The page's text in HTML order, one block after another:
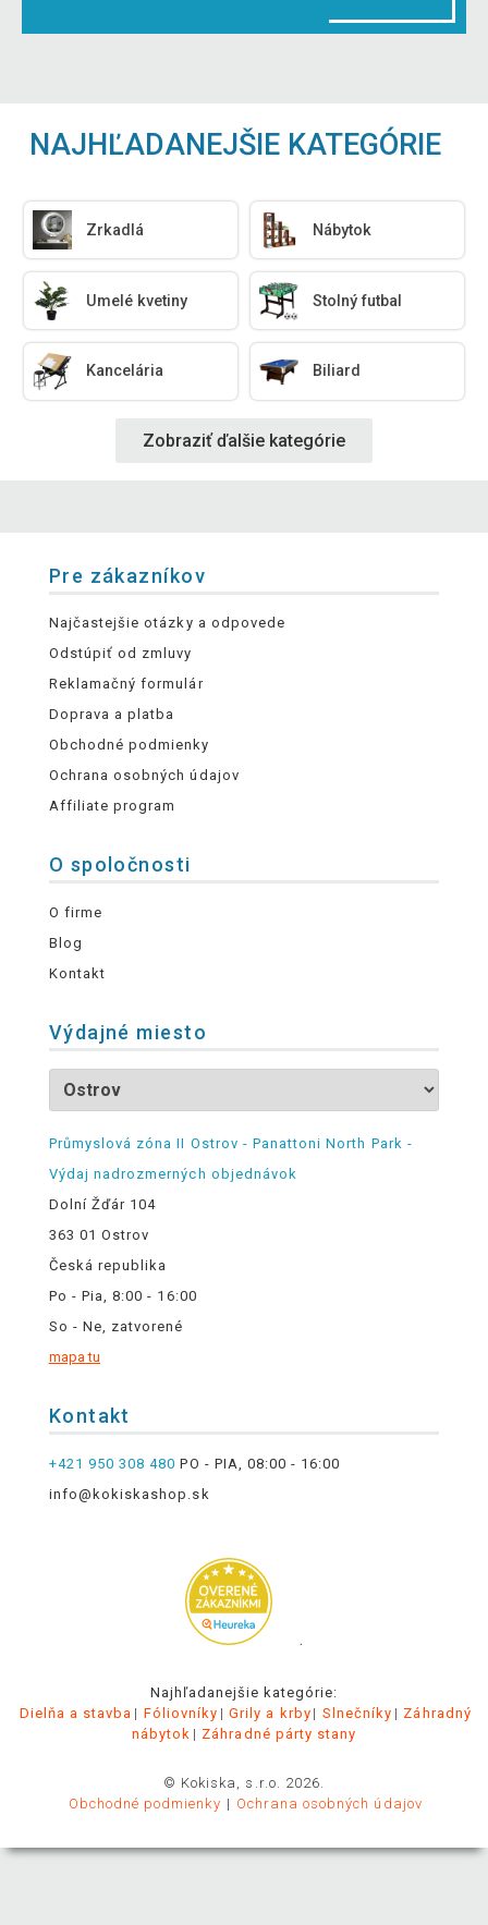
NAJHĽADANEJŠIE KATEGÓRIE
Zrkadlá Nábytok
Umelé kvetiny Stolný futbal
Kancelária Biliard
Zobraziť ďalšie kategórie
Pre zákazníkov
Najčastejšie otázky a odpovede
Odstúpiť od zmluvy
Reklamačný formulár
Doprava a platba
Obchodné podmienky
Ochrana osobných údajov
Affiliate program
O spoločnosti
O firme
Blog
Kontakt
Výdajné miesto
Průmyslová zóna II Ostrov - Panattoni North Park -
Výdaj nadrozmerných objednávok
Dolní Žďár 104
363 01 Ostrov
Česká republika
Po - Pia, 8:00 - 16:00
So - Ne, zatvorené
mapa tu
Kontakt
+421 950 308 480 PO - PIA, 08:00 - 16:00
info@kokiskashop.sk
.
Najhľadanejšie kategórie:
Dielňa a stavba
Fóliovníky Grily a krby Slnečníky
Záhradný
nábytok
Záhradné párty stany
© Kokiska, s.r.o. 2026.
Obchodné podmienky
Ochrana osobných údajov